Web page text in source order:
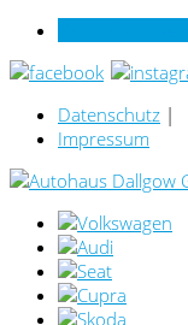
Datenschutz |
Impressum